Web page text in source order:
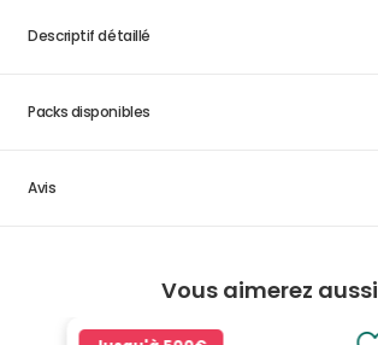
Descriptif détaillé
Packs disponibles
Avis
Vous aimerez aussi